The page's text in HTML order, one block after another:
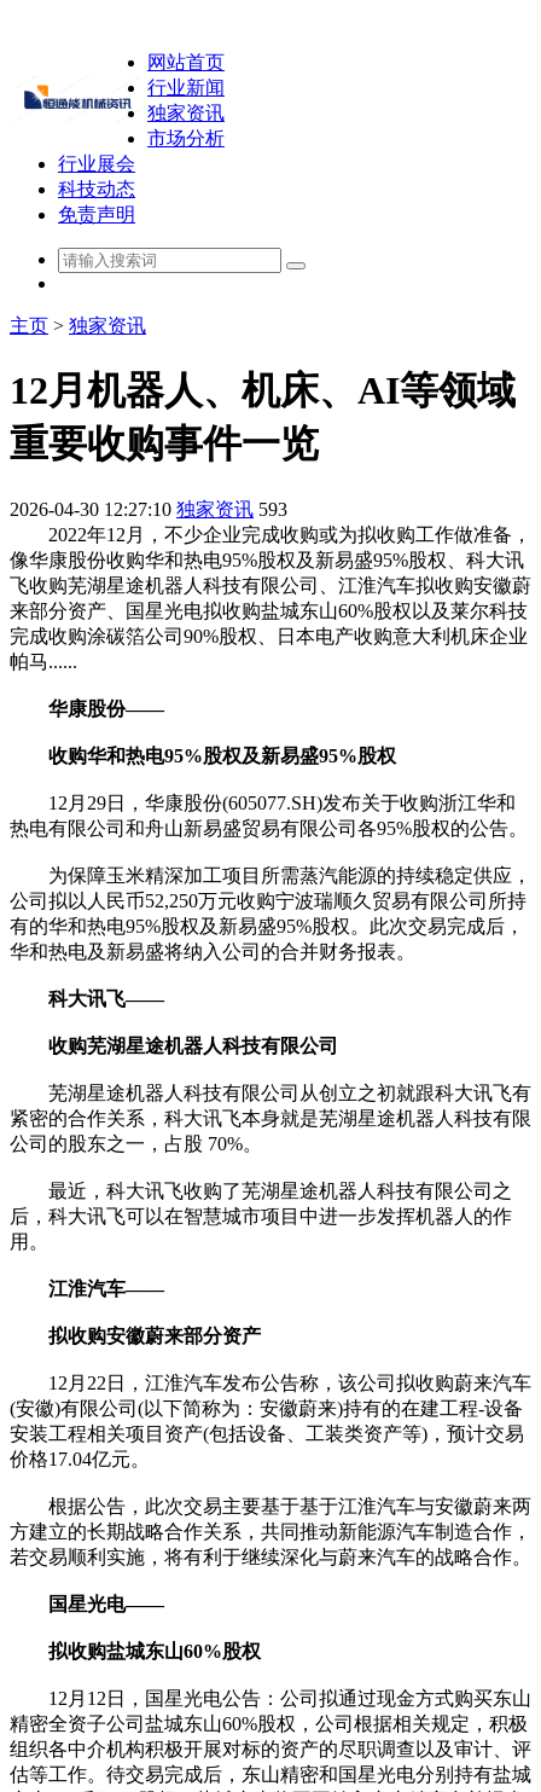
网站首页
行业新闻
独家资讯
市场分析
行业展会
科技动态
免责声明
主页 > 独家资讯
12月机器人、机床、AI等领域
重要收购事件一览
2026-04-30 12:27:10 独家资讯 593
2022年12月，不少企业完成收购或为拟收购工作做准备，
像华康股份收购华和热电95%股权及新易盛95%股权、科大讯
飞收购芜湖星途机器人科技有限公司、江淮汽车拟收购安徽蔚
来部分资产、国星光电拟收购盐城东山60%股权以及莱尔科技
完成收购涂碳箔公司90%股权、日本电产收购意大利机床企业
帕马......
华康股份——
收购华和热电95%股权及新易盛95%股权
12月29日，华康股份(605077.SH)发布关于收购浙江华和
热电有限公司和舟山新易盛贸易有限公司各95%股权的公告。
为保障玉米精深加工项目所需蒸汽能源的持续稳定供应，
公司拟以人民币52,250万元收购宁波瑞顺久贸易有限公司所持
有的华和热电95%股权及新易盛95%股权。此次交易完成后，
华和热电及新易盛将纳入公司的合并财务报表。
科大讯飞——
收购芜湖星途机器人科技有限公司
芜湖星途机器人科技有限公司从创立之初就跟科大讯飞有
紧密的合作关系，科大讯飞本身就是芜湖星途机器人科技有限
公司的股东之一，占股 70%。
最近，科大讯飞收购了芜湖星途机器人科技有限公司之
后，科大讯飞可以在智慧城市项目中进一步发挥机器人的作
用。
江淮汽车——
拟收购安徽蔚来部分资产
12月22日，江淮汽车发布公告称，该公司拟收购蔚来汽车
(安徽)有限公司(以下简称为：安徽蔚来)持有的在建工程-设备
安装工程相关项目资产(包括设备、工装类资产等)，预计交易
价格17.04亿元。
根据公告，此次交易主要基于基于江淮汽车与安徽蔚来两
方建立的长期战略合作关系，共同推动新能源汽车制造合作，
若交易顺利实施，将有利于继续深化与蔚来汽车的战略合作。
国星光电——
拟收购盐城东山60%股权
12月12日，国星光电公告：公司拟通过现金方式购买东山
精密全资子公司盐城东山60%股权，公司根据相关规定，积极
组织各中介机构积极开展对标的资产的尽职调查以及审计、评
估等工作。待交易完成后，东山精密和国星光电分别持有盐城